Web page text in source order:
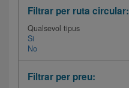
Filtrar per ruta circular:
Qualsevol tipus
Si
No
Filtrar per preu: